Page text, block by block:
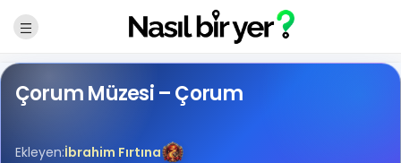
Çorum Müzesi – Çorum
Ekleyen:İbrahim Fırtına